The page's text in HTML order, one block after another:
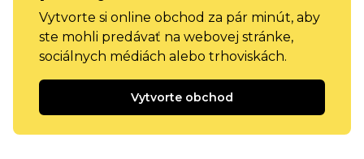
Vytvorte si online obchod za pár minút, aby
ste mohli predávať na webovej stránke,
sociálnych médiách alebo trhoviskách.
Vytvorte obchod